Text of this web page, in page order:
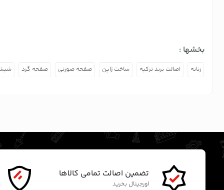
بخشها :
زنانه اصالت برند ترکیه ساخت ژاپن صفحه صورتی صفحه گرد
تضمین اصالت تمامی کالاها
اورجینال بخرید